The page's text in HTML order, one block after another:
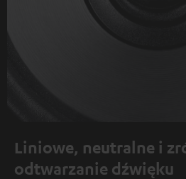
Liniowe, neutralne i
odtwarzanie dźwięku